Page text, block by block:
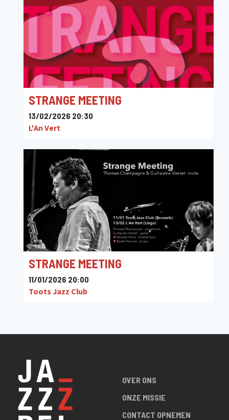
STRANGE MEETING
13/02/2026 20:30
L'An Vert
STRANGE MEETING
11/01/2026 20:00
Toots Jazz Club
OVER ONS
ONZE MISSIE
CONTACT OPNEMEN